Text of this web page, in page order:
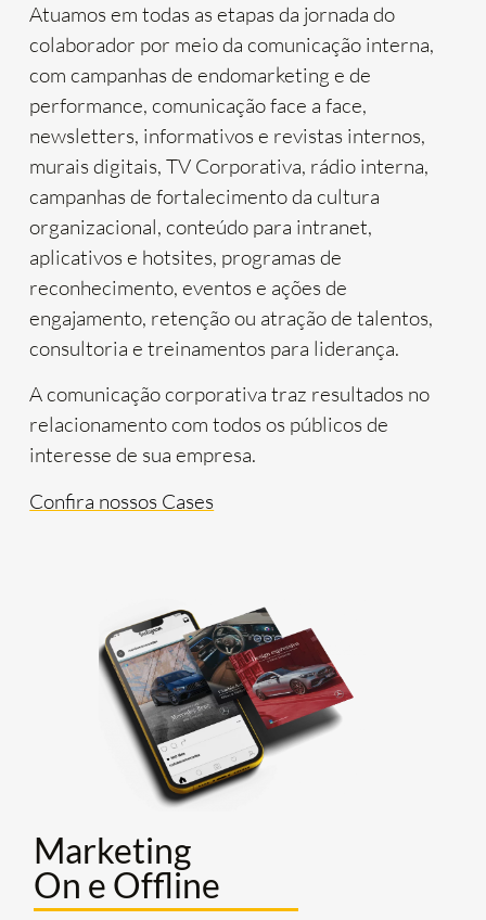
Atuamos em todas as etapas da jornada do
colaborador por meio da comunicação interna,
com campanhas de endomarketing e de
performance, comunicação face a face,
newsletters, informativos e revistas internos,
murais digitais, TV Corporativa, rádio interna,
campanhas de fortalecimento da cultura
organizacional, conteúdo para intranet,
aplicativos e hotsites, programas de
reconhecimento, eventos e ações de
engajamento, retenção ou atração de talentos,
consultoria e treinamentos para liderança.
A comunicação corporativa traz resultados no
relacionamento com todos os públicos de
interesse de sua empresa.
Confira nossos Cases
Marketing
On e Offline